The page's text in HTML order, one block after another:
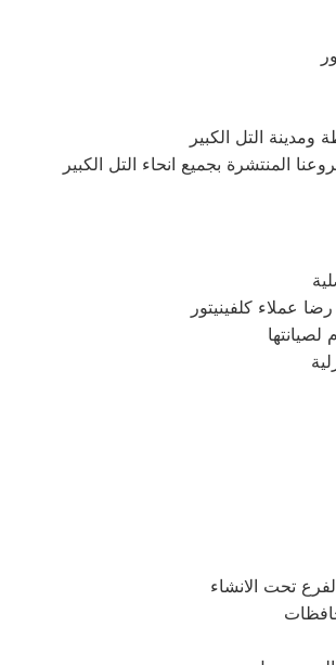
التل الكبير
المنتشرة بجميع انحاء التل الكبير
عملاء كلفينيتور
لصيانتها